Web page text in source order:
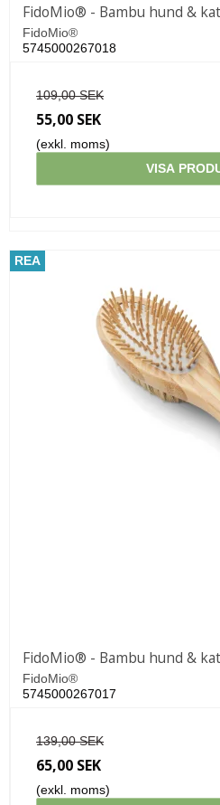
FidoMio® - Bambu hund &
FidoMio®
5745000267018
109,00 SEK
55,00 SEK
(exkl. moms)
VISA
REA
FidoMio® - Bambu hund &
FidoMio®
5745000267017
139,00 SEK
65,00 SEK
(exkl. moms)